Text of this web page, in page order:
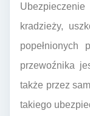
kradzieży,
przewoźnika
także przez
takiego